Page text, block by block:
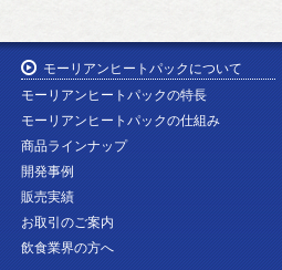
モーリアンヒートパックについて
モーリアンヒートパックの特長
モーリアンヒートパックの仕組み
商品ラインナップ
開発事例
販売実績
お取引のご案内
飲食業界の方へ